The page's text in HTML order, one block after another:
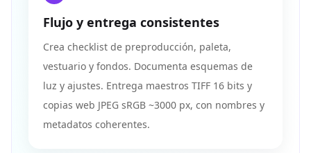
Flujo y entrega consistentes
Crea checklist de preproducción, paleta,
vestuario y fondos. Documenta esquemas de
luz y ajustes. Entrega maestros TIFF 16 bits y
copias web JPEG sRGB ~3000 px, con nombres y
metadatos coherentes.